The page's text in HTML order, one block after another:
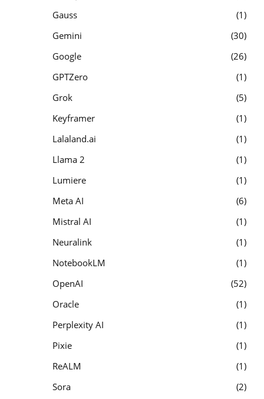
Gauss
1
Gemini
30
Google
26
GPTZero
1
Grok
5
Keyframer
1
Lalaland.ai
1
Llama 2
1
Lumiere
1
Meta AI
6
Mistral AI
1
Neuralink
1
NotebookLM
1
OpenAI
52
Oracle
1
Perplexity AI
1
Pixie
1
ReALM
1
Sora
2